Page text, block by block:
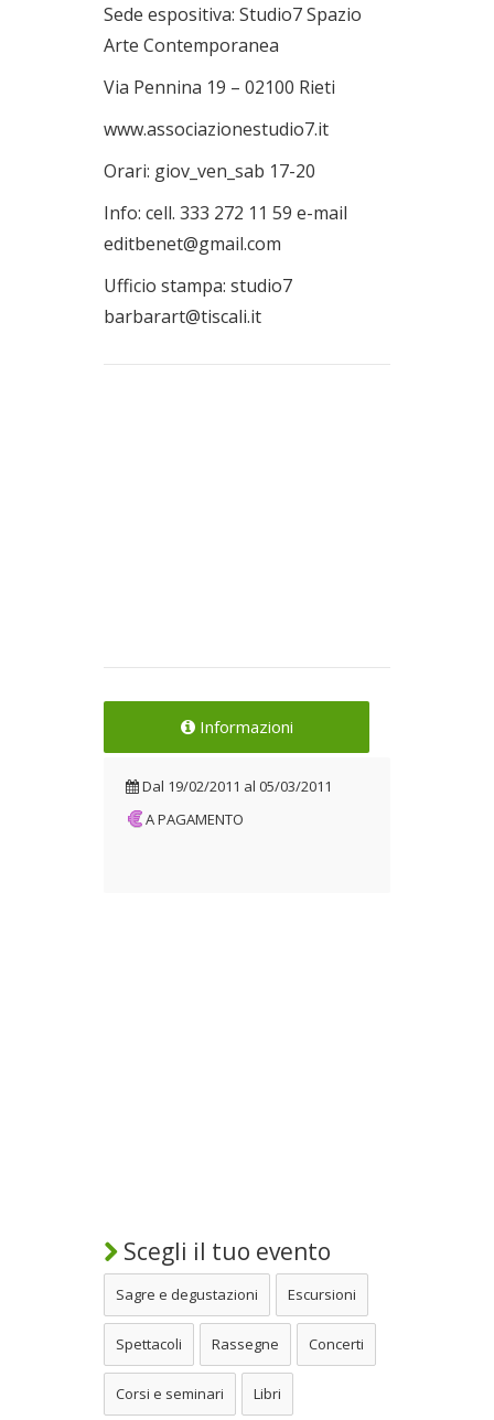
Sede espositiva: Studio7 Spazio
Arte Contemporanea
Via Pennina 19 – 02100 Rieti
www.associazionestudio7.it
Orari: giov_ven_sab 17-20
Info: cell. 333 272 11 59 e-mail
editbenet@gmail.com
Ufficio stampa: studio7
barbarart@tiscali.it
Informazioni
Dal 19/02/2011 al 05/03/2011
A PAGAMENTO
Scegli il tuo evento
Sagre e degustazioni Escursioni
Spettacoli Rassegne Concerti
Corsi e seminari Libri